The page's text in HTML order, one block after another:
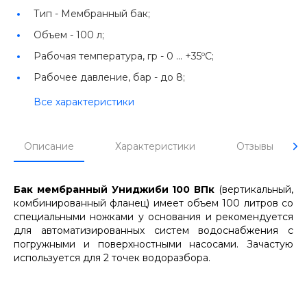
Тип - Мембранный бак;
Объем - 100 л;
Рабочая температура, гр - 0 ... +35ºС;
Рабочее давление, бар - до 8;
Все характеристики
Описание Характеристики Отзывы
Бак мембранный Униджиби 100 ВПк (вертикальный,
комбинированный фланец) имеет объем 100 литров со
специальными ножками у основания и рекомендуется
для автоматизированных систем водоснабжения с
погружными и поверхностными насосами. Зачастую
используется для 2 точек водоразбора.